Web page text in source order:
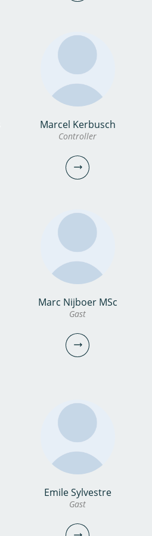
tatiana.siniakova@wur.nl
bekijk profiel
dr. Martijn Antheunisse
Onderzoeker
martijn.antheunisse@kwrwater.nl
bekijk profiel
Marcel Kerbusch
Controller
Marcel Kerbusch
Controller
Marcel.Kerbusch@kwrwater.nl
bekijk profiel
Marc Nijboer MSc
Gast
Marc Nijboer MSc
Emile Sylvestre
Gast